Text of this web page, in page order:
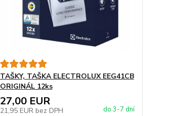
TAŠKY, TAŠKA ELECTROLUX EEG41CB
ORIGINÁL 12ks
27,00 EUR
21,95 EUR bez DPH do 3-7 dní